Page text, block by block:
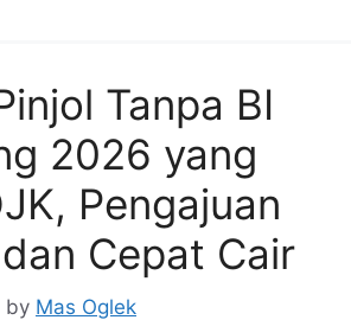
Tanpa BI
2026 yang
Pengajuan
Cepat Cair
by Mas Oglek